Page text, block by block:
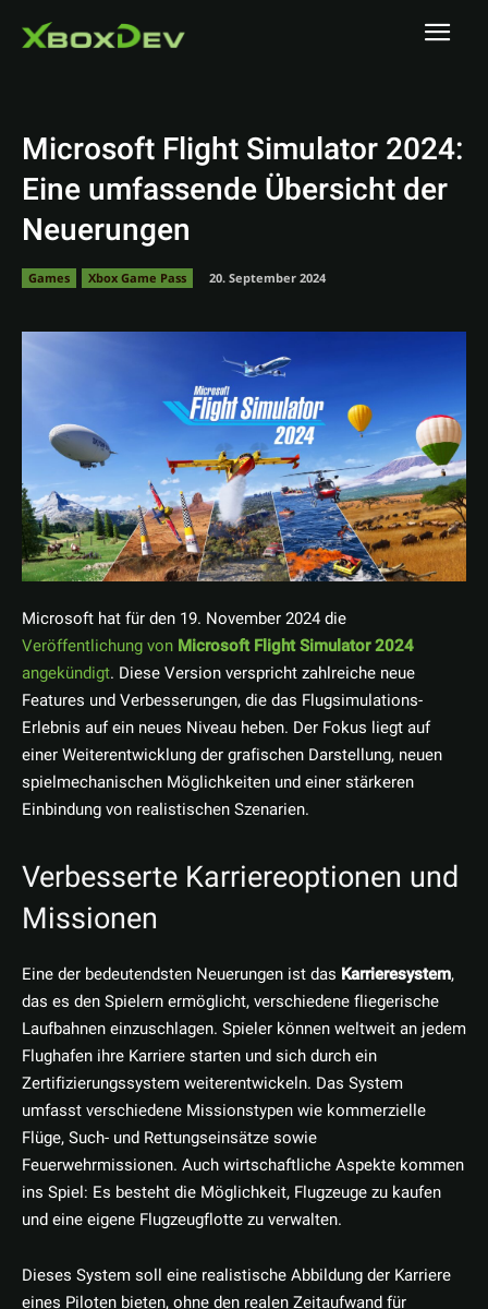
Microsoft Flight Simulator 2024:
Eine umfassende Übersicht der
Neuerungen
Games Xbox Game Pass 20. September 2024
Microsoft hat für den 19. November 2024 die
Veröffentlichung von Microsoft Flight Simulator 2024
angekündigt. Diese Version verspricht zahlreiche neue
Features und Verbesserungen, die das Flugsimulations-
Erlebnis auf ein neues Niveau heben. Der Fokus liegt auf
einer Weiterentwicklung der grafischen Darstellung, neuen
spielmechanischen Möglichkeiten und einer stärkeren
Einbindung von realistischen Szenarien.
Verbesserte Karriereoptionen und
Missionen
Eine der bedeutendsten Neuerungen ist das Karrieresystem,
das es den Spielern ermöglicht, verschiedene fliegerische
Laufbahnen einzuschlagen. Spieler können weltweit an jedem
Flughafen ihre Karriere starten und sich durch ein
Zertifizierungssystem weiterentwickeln. Das System
umfasst verschiedene Missionstypen wie kommerzielle
Flüge, Such- und Rettungseinsätze sowie
Feuerwehrmissionen. Auch wirtschaftliche Aspekte kommen
ins Spiel: Es besteht die Möglichkeit, Flugzeuge zu kaufen
und eine eigene Flugzeugflotte zu verwalten.
Dieses System soll eine realistische Abbildung der Karriere
eines Piloten bieten, ohne den realen Zeitaufwand für